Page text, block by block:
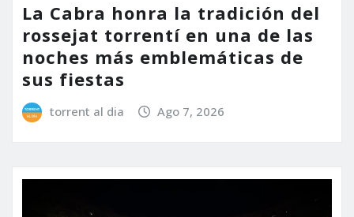
La Cabra honra la tradición del
rossejat torrentí en una de las
noches más emblemáticas de
sus fiestas
torrent al dia Ago 7, 2026